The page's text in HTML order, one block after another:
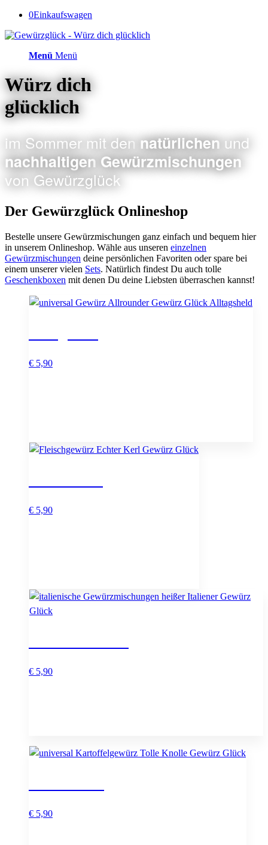
0Einkaufswagen
Menü Menü
Würz dich
glücklich
im Sommer mit dennatürlichenund
nachhaltigen Gewürzmischungen
von Gewürzglück
Der Gewürzglück Onlineshop
Bestelle unsere Gewürzmischungen ganz einfach und bequem hier
in unserem Onlineshop. Wähle aus unseren einzelnen
Gewürzmischungen deine persönlichen Favoriten oder spare bei
einem unserer vielen Sets. Natürlich findest Du auch tolle
Geschenkboxen mit denen Du deine Liebsten überraschen kannst!
€ 5,90
€ 5,90
€ 5,90
€ 5,90